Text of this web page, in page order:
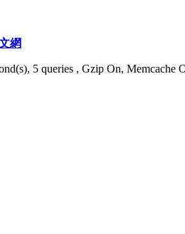
網
5 queries , Gzip On, Memcache